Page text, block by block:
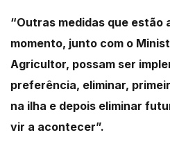
“Outras medidas que estão
momento, junto com o
Agricultor, possam ser
preferência, eliminar,
na ilha e depois eliminar
vir a acontecer”.